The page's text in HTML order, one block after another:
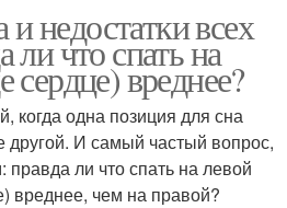
недостатки всех
ли что спать на
сердце) вреднее?
когда одна позиция для сна
другой. И самый частый вопрос,
ли что спать на левой
вреднее, чем на правой?